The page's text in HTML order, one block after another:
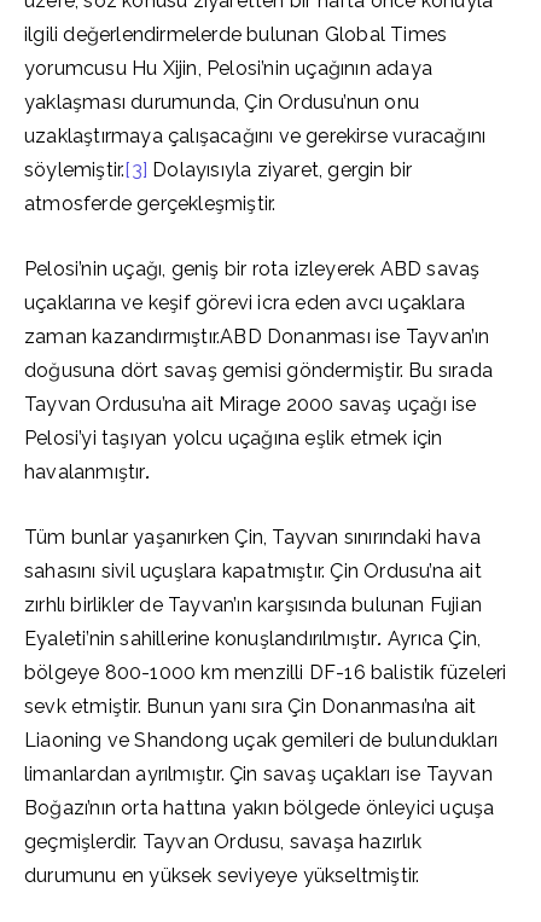
ilgili değerlendirmelerde bulunan Global Times
yorumcusu Hu Xijin, Pelosi’nin uçağının adaya
yaklaşması durumunda, Çin Ordusu’nun onu
uzaklaştırmaya çalışacağını ve gerekirse vuracağını
söylemiştir.[3] Dolayısıyla ziyaret, gergin bir
atmosferde gerçekleşmiştir.
Pelosi’nin uçağı, geniş bir rota izleyerek ABD savaş
uçaklarına ve keşif görevi icra eden avcı uçaklara
zaman kazandırmıştır.ABD Donanması ise Tayvan’ın
doğusuna dört savaş gemisi göndermiştir. Bu sırada
Tayvan Ordusu’na ait Mirage 2000 savaş uçağı ise
Pelosi’yi taşıyan yolcu uçağına eşlik etmek için
havalanmıştır.
Tüm bunlar yaşanırken Çin, Tayvan sınırındaki hava
sahasını sivil uçuşlara kapatmıştır. Çin Ordusu’na ait
zırhlı birlikler de Tayvan’ın karşısında bulunan Fujian
Eyaleti’nin sahillerine konuşlandırılmıştır.Ayrıca Çin,
bölgeye 800-1000 km menzilli DF-16 balistik füzeleri
sevk etmiştir. Bunun yanı sıra Çin Donanması’na ait
Liaoning ve Shandong uçak gemileri de bulundukları
limanlardan ayrılmıştır. Çin savaş uçakları ise Tayvan
Boğazı’nın orta hattına yakın bölgede önleyici uçuşa
geçmişlerdir. Tayvan Ordusu, savaşa hazırlık
durumunu en yüksek seviyeye yükseltmiştir.